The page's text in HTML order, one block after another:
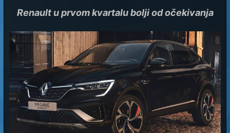
Renault u prvom kvartalu bolji od očekivanja